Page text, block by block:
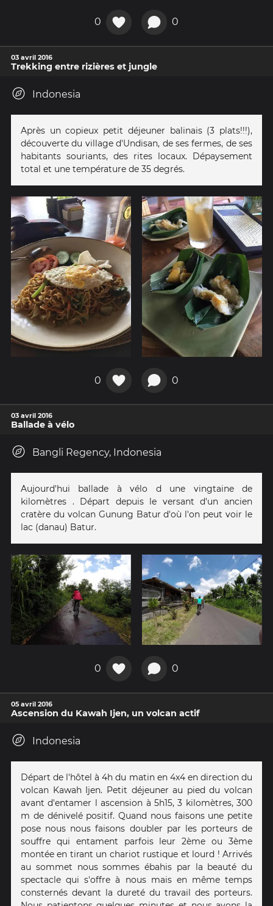
0 0
03 avril 2016
Trekking entre rizières et jungle
Indonesia
Après un copieux petit déjeuner balinais (3 plats!!!),
découverte du village d'Undisan, de ses fermes, de ses
habitants souriants, des rites locaux. Dépaysement
total et une température de 35 degrés.
0 0
03 avril 2016
Ballade à vélo
Bangli Regency, Indonesia
Aujourd'hui ballade à vélo d une vingtaine de
kilomètres . Départ depuis le versant d'un ancien
cratère du volcan Gunung Batur d'où l'on peut voir le
lac (danau) Batur.
0 0
05 avril 2016
Ascension du Kawah Ijen, un volcan actif
Indonesia
Départ de l'hôtel à 4h du matin en 4x4 en direction du
volcan Kawah Ijen. Petit déjeuner au pied du volcan
avant d'entamer l ascension à 5h15, 3 kilomètres, 300
m de dénivelé positif. Quand nous faisons une petite
pose nous nous faisons doubler par les porteurs de
souffre qui entament parfois leur 2ème ou 3ème
montée en tirant un chariot rustique et lourd ! Arrivés
au sommet nous sommes ébahis par la beauté du
spectacle qui s'offre à nous mais en même temps
consternés devant la dureté du travail des porteurs.